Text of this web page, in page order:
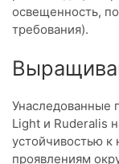
освещенность,
требования).
Унаследованные
Light и Ruderalis
устойчивостью к
проявлениям